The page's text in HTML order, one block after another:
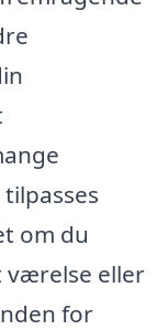
om du
værelse eller
for